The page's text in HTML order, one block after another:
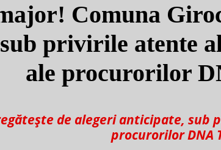
Comuna
privirile atente
ale procurorilor
de alegeri anticipate,
procurorilor DNA